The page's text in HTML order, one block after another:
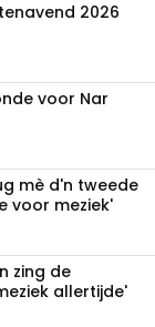
2026
voor Nar
mè d'n tweede
voor meziek'
zing de
allertijde'